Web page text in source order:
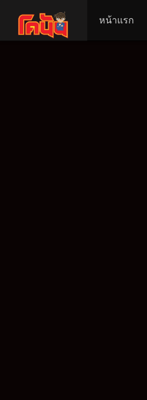
หน้าแรก